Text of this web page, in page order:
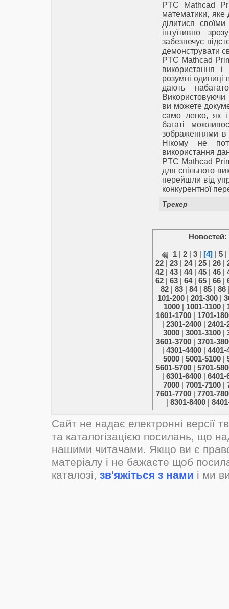
PTC Mathcad
математики, яке
ділитися
інтуїтивно
забезпечує
демонструвати
PTC Mathcad
використання
розумні
дають
ви можете
само легко, як
багаті
зображеннями в
Нікому не
використання
PTC Mathcad
для спільного
перейшли від
конкурентної
Трекер
Новостей:
1 | 2 | 3 | [4] | 5 |
22 | 23 | 24| 25 | 26 |
42 | 43 | 44| 45 | 46 |
62 | 63 | 64| 65 | 66 |
82 | 83 | 84| 85 | 86
101-200| 201-300|
1000 | 1001-1100 |
1601-1700| 1701-
| 2301-2400| 2401-
3000 | 3001-3100 |
3601-3700| 3701-
| 4301-4400| 4401-
5000 | 5001-5100 |
5601-5700| 5701-
| 6301-6400| 6401-
7000 | 7001-7100 |
7601-7700| 7701-
| 8301-8400|
Сайт не надає електронні версії
та каталогізацією посилань, що
нашими читачами. Якщо ви є
матеріалу і не бажаєте щоб
каталозі, зв'яжіться з нами і ми